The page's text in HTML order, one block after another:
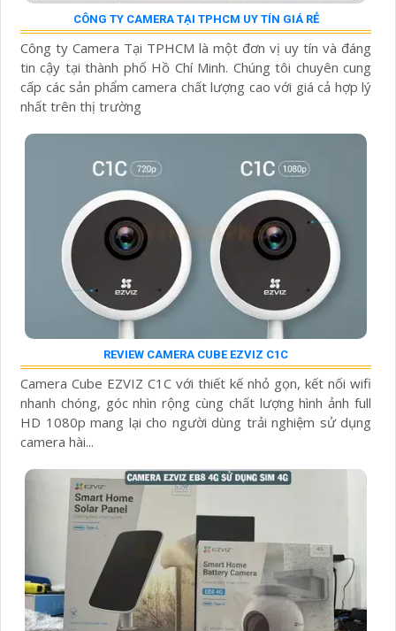
CÔNG TY CAMERA TẠI TPHCM UY TÍN GIÁ RẺ
Công ty Camera Tại TPHCM là một đơn vị uy tín và đáng
tin cậy tại thành phố Hồ Chí Minh. Chúng tôi chuyên cung
cấp các sản phẩm camera chất lượng cao với giá cả hợp lý
nhất trên thị trường
REVIEW CAMERA CUBE EZVIZ C1C
Camera Cube EZVIZ C1C với thiết kế nhỏ gọn, kết nối wifi
nhanh chóng, góc nhìn rộng cùng chất lượng hình ảnh full
HD 1080p mang lại cho người dùng trải nghiệm sử dụng
camera hài...